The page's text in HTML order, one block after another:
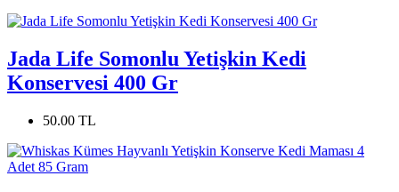
Jada Life Somonlu Yetişkin Kedi
Konservesi 400 Gr
50.00 TL